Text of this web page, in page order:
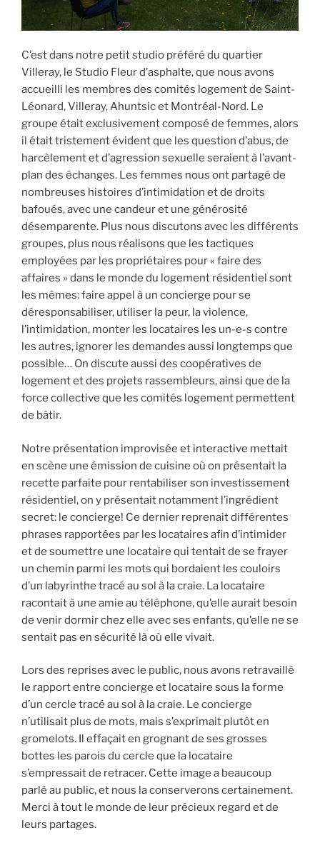
C’est dans notre petit studio préféré du quartier
Villeray, le Studio Fleur d’asphalte, que nous avons
accueilli les membres des comités logement de Saint-
Léonard, Villeray, Ahuntsic et Montréal-Nord. Le
groupe était exclusivement composé de femmes, alors
il était tristement évident que les question d’abus, de
harcèlement et d’agression sexuelle seraient à l’avant-
plan des échanges. Les femmes nous ont partagé de
nombreuses histoires d’intimidation et de droits
bafoués, avec une candeur et une générosité
désemparente. Plus nous discutons avec les différents
groupes, plus nous réalisons que les tactiques
employées par les propriétaires pour « faire des
affaires » dans le monde du logement résidentiel sont
les mêmes: faire appel à un concierge pour se
déresponsabiliser, utiliser la peur, la violence,
l’intimidation, monter les locataires les un-e-s contre
les autres, ignorer les demandes aussi longtemps que
possible… On discute aussi des coopératives de
logement et des projets rassembleurs, ainsi que de la
force collective que les comités logement permettent
de bâtir.
Notre présentation improvisée et interactive mettait
en scène une émission de cuisine où on présentait la
recette parfaite pour rentabiliser son investissement
résidentiel, on y présentait notamment l’ingrédient
secret: le concierge! Ce dernier reprenait différentes
phrases rapportées par les locataires afin d’intimider
et de soumettre une locataire qui tentait de se frayer
un chemin parmi les mots qui bordaient les couloirs
d’un labyrinthe tracé au sol à la craie. La locataire
racontait à une amie au téléphone, qu’elle aurait besoin
de venir dormir chez elle avec ses enfants, qu’elle ne se
sentait pas en sécurité là où elle vivait.
Lors des reprises avec le public, nous avons retravaillé
le rapport entre concierge et locataire sous la forme
d’un cercle tracé au sol à la craie. Le concierge
n’utilisait plus de mots, mais s’exprimait plutôt en
gromelots. Il effaçait en grognant de ses grosses
bottes les parois du cercle que la locataire
s’empressait de retracer. Cette image a beaucoup
parlé au public, et nous la conserverons certainement.
Merci à tout le monde de leur précieux regard et de
leurs partages.